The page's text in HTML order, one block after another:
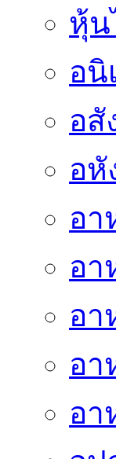
หุ้น
อนิ
อสั
อหั
อา
อา
อา
อา
อา